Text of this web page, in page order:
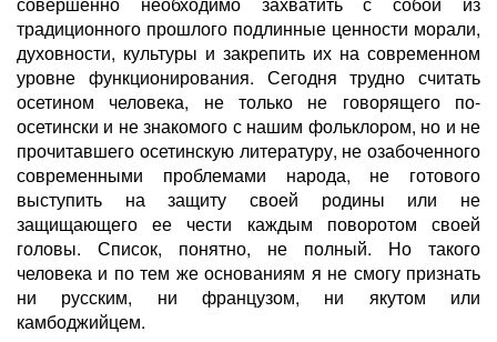
традиционного прошлого подлинные ценности морали,
духовности, культуры и закрепить их на современном
уровне функционирования. Сегодня трудно считать
осетином человека, не только не говорящего по-
осетински и не знакомого с нашим фольклором, но и не
прочитавшего осетинскую литературу, не озабоченного
современными проблемами народа, не готового
выступить на защиту своей родины или не
защищающего ее чести каждым поворотом своей
головы. Список, понятно, не полный. Но такого
человека и по тем же основаниям я не смогу признать
ни русским, ни французом, ни якутом или
камбоджийцем.